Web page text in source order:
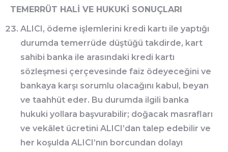
TEMERRÜT HALİ VE HUKUKİ SONUÇLARI
ALICI, ödeme işlemlerini kredi kartı ile yaptığı
durumda temerrüde düştüğü takdirde, kart
sahibi banka ile arasındaki kredi kartı
sözleşmesi çerçevesinde faiz ödeyeceğini ve
bankaya karşı sorumlu olacağını kabul, beyan
ve taahhüt eder. Bu durumda ilgili banka
hukuki yollara başvurabilir; doğacak masrafları
ve vekâlet ücretini ALICI’dan talep edebilir ve
her koşulda ALICI’nın borcundan dolayı